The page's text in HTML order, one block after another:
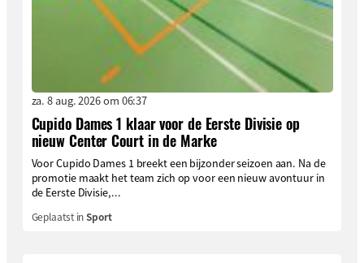
za. 8 aug. 2026 om 06:37
Cupido Dames 1 klaar voor de Eerste Divisie op
nieuw Center Court in de Marke
Voor Cupido Dames 1 breekt een bijzonder seizoen aan. Na de
promotie maakt het team zich op voor een nieuw avontuur in
de Eerste Divisie,...
Geplaatst inSport